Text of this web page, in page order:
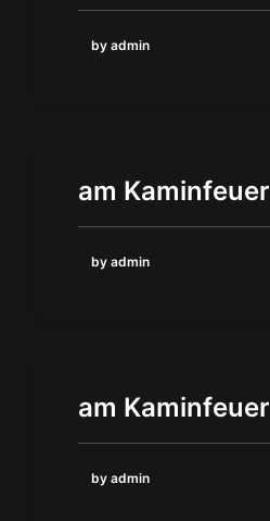
by admin
am Kaminfeuer
by admin
am Kaminfeuer
by admin